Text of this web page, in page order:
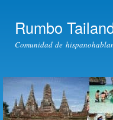
Rumbo
Comunidad de